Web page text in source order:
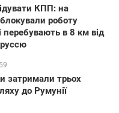
КПП: на
роботу
перебувають в 8 км від
затримали трьох
до Румунії